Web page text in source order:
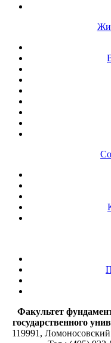
Факультет
государственного
119991,